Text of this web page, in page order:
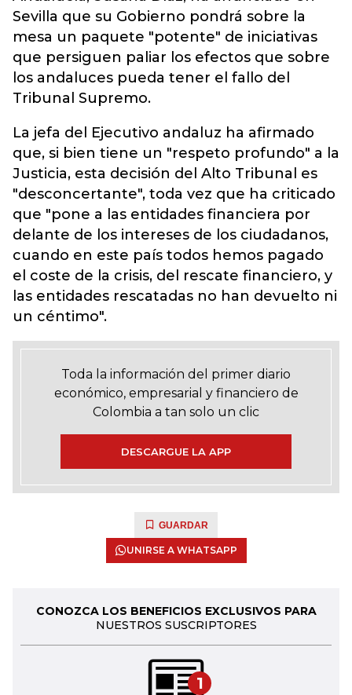
Sevilla que su Gobierno pondrá sobre la
mesa un paquete "potente" de iniciativas
que persiguen paliar los efectos que sobre
los andaluces pueda tener el fallo del
Tribunal Supremo.
La jefa del Ejecutivo andaluz ha afirmado
que, si bien tiene un "respeto profundo" a la
Justicia, esta decisión del Alto Tribunal es
"desconcertante", toda vez que ha criticado
que "pone a las entidades financiera por
delante de los intereses de los ciudadanos,
cuando en este país todos hemos pagado
el coste de la crisis, del rescate financiero, y
las entidades rescatadas no han devuelto ni
un céntimo".
Toda la información del primer diario
económico, empresarial y financiero de
Colombia a tan solo un clic
DESCARGUE LA APP
GUARDAR
UNIRSE A WHATSAPP
CONOZCA LOS BENEFICIOS EXCLUSIVOS PARA
NUESTROS SUSCRIPTORES
1